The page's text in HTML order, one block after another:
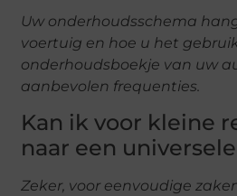
Uw onderhoudsschema
voertuig en hoe u het
onderhoudsboekje van uw
aanbevolen frequenties.
Kan ik voor kleine
naar een
Zeker, voor eenvoudige